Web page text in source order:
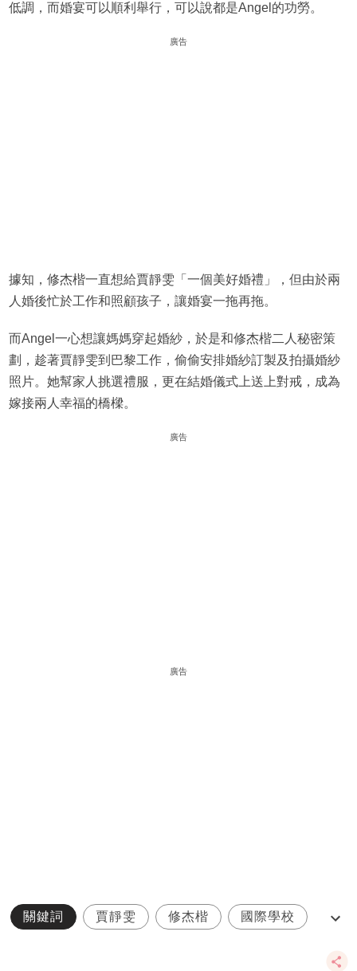
低調，而婚宴可以順利舉行，可以說都是Angel的功勞。
廣告
據知，修杰楷一直想給賈靜雯「一個美好婚禮」，但由於兩
人婚後忙於工作和照顧孩子，讓婚宴一拖再拖。
而Angel一心想讓媽媽穿起婚紗，於是和修杰楷二人秘密策
劃，趁著賈靜雯到巴黎工作，偷偷安排婚紗訂製及拍攝婚紗
照片。她幫家人挑選禮服，更在結婚儀式上送上對戒，成為
嫁接兩人幸福的橋樑。
廣告
廣告
關鍵詞 賈靜雯 修杰楷 國際學校